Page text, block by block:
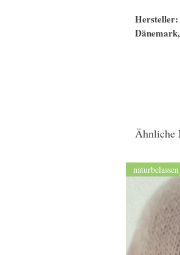
Hersteller:
Ähnliche
naturbelassen